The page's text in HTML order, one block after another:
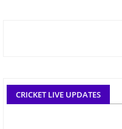
CRICKET LIVE UPDATES